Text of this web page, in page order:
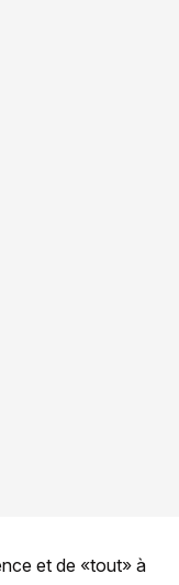
et de «tout» à